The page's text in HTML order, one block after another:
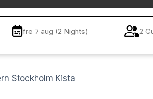
fre 7 aug (2 Nights) 2
Stockholm Kista